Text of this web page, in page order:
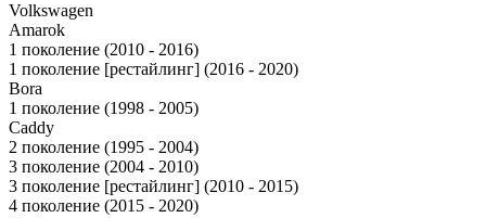
Volkswagen
Amarok
1 поколение (2010 - 2016)
1 поколение [рестайлинг] (2016 - 2020)
Bora
1 поколение (1998 - 2005)
Caddy
2 поколение (1995 - 2004)
3 поколение (2004 - 2010)
3 поколение [рестайлинг] (2010 - 2015)
4 поколение (2015 - 2020)